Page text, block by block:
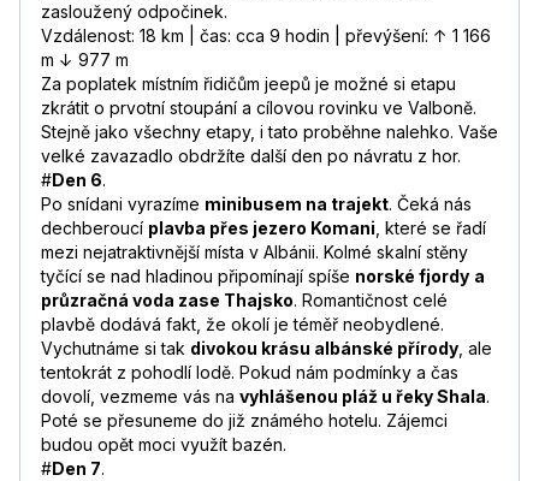
zasloužený odpočinek.
Vzdálenost: 18 km | čas: cca 9 hodin | převýšení: ↑ 1 166
m ↓ 977 m
Za poplatek místním řidičům jeepů je možné si etapu
zkrátit o prvotní stoupání a cílovou rovinku ve Valboně.
Stejně jako všechny etapy, i tato proběhne nalehko. Vaše
velké zavazadlo obdržíte další den po návratu z hor.
#Den 6.
Po snídani vyrazíme minibusem na trajekt. Čeká nás
dechberoucí plavba přes jezero Komani , které se řadí
mezi nejatraktivnější místa v Albánii. Kolmé skalní stěny
tyčící se nad hladinou připomínají spíše norské fjordy a
průzračná voda zase Thajsko. Romantičnost celé
plavbě dodává fakt, že okolí je téměř neobydlené.
Vychutnáme si tak divokou krásu albánské přírody , ale
tentokrát z pohodlí lodě. Pokud nám podmínky a čas
dovolí, vezmeme vás na vyhlášenou pláž u řeky Shala.
Poté se přesuneme do již známého hotelu. Zájemci
budou opět moci využít bazén.
#Den 7.